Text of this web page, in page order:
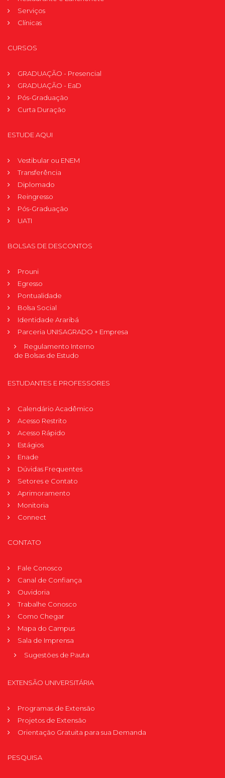
Serviços
Clínicas
CURSOS
GRADUAÇÃO - Presencial
GRADUAÇÃO - EaD
Pós-Graduação
Curta Duração
ESTUDE AQUI
Vestibular ou ENEM
Transferência
Diplomado
Reingresso
Pós-Graduação
UATI
BOLSAS DE DESCONTOS
Prouni
Egresso
Pontualidade
Bolsa Social
Identidade Araribá
Parceria UNISAGRADO + Empresa
Regulamento Interno
de Bolsas de Estudo
ESTUDANTES E PROFESSORES
Calendário Acadêmico
Acesso Restrito
Acesso Rápido
Estágios
Enade
Dúvidas Frequentes
Setores e Contato
Aprimoramento
Monitoria
Connect
CONTATO
Fale Conosco
Canal de Confiança
Ouvidoria
Trabalhe Conosco
Como Chegar
Mapa do Campus
Sala de Imprensa
Sugestões de Pauta
EXTENSÃO UNIVERSITÁRIA
Programas de Extensão
Projetos de Extensão
Orientação Gratuita para sua Demanda
PESQUISA